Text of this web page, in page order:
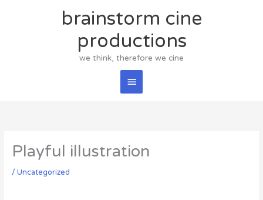
brainstorm cine
productions
we think, therefore we cine
Main
Menu
Playful illustration
/ Uncategorized